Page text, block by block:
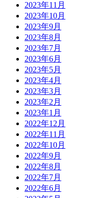
2023年11月
2023年10月
2023年9月
2023年8月
2023年7月
2023年6月
2023年5月
2023年4月
2023年3月
2023年2月
2023年1月
2022年12月
2022年11月
2022年10月
2022年9月
2022年8月
2022年7月
2022年6月